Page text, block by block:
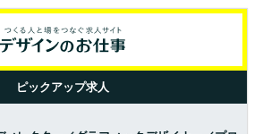
ピックアップ求人